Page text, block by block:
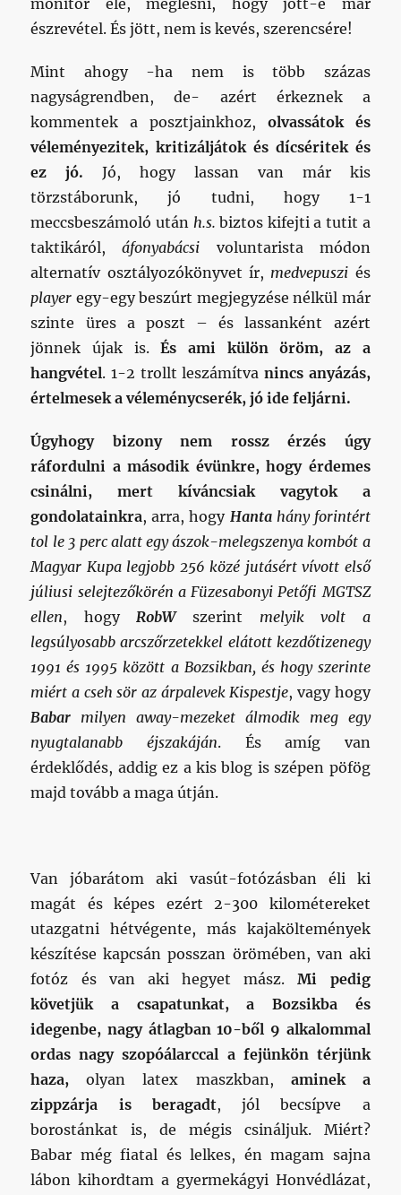
monitor elé, meglesni, hogy jött-e már
észrevétel. És jött, nem is kevés, szerencsére!
Mint ahogy -ha nem is több százas
nagyságrendben, de- azért érkeznek a
kommentek a posztjainkhoz, olvassátok és
véleményezitek, kritizáljátok és dícséritek és
ez jó. Jó, hogy lassan van már kis
törzstáborunk, jó tudni, hogy 1-1
meccsbeszámoló után h.s. biztos kifejti a tutit a
taktikáról,áfonyabácsi voluntarista módon
alternatív osztályozókönyvet ír, medvepuszi és
player egy-egy beszúrt megjegyzése nélkül már
szinte üres a poszt – és lassanként azért
jönnek újak is.És ami külön öröm, az a
hangvétel. 1-2 trollt leszámítva nincs anyázás,
értelmesek a véleménycserék, jó ide feljárni.
Úgyhogy bizony nem rossz érzés úgy
ráfordulni a második évünkre, hogy érdemes
csinálni, mert kíváncsiak vagytok a
gondolatainkra, arra, hogy Hanta hány forintért
tol le 3 perc alatt egy ászok-melegszenya kombót a
Magyar Kupa legjobb 256 közé jutásért vívott első
júliusi selejtezőkörén a Füzesabonyi Petőfi MGTSZ
ellen, hogyRobWszerint melyik volt a
legsúlyosabb arcszőrzetekkel elátott kezdőtizenegy
1991 és 1995 között a Bozsikban, és hogy szerinte
miért a cseh sör az árpalevek Kispestje, vagy hogy
Babar milyen away-mezeket álmodik meg egy
nyugtalanabb éjszakáján. És amíg van
érdeklődés, addig ez a kis blog is szépen pöfög
majd tovább a maga útján.
Van jóbarátom aki vasút-fotózásban éli ki
magát és képes ezért 2-300 kilométereket
utazgatni hétvégente, más kajaköltemények
készítése kapcsán posszan örömében, van aki
fotóz és van aki hegyet mász.Mi pedig
követjük a csapatunkat, a Bozsikba és
idegenbe, nagy átlagban 10-ből 9 alkalommal
ordas nagy szopóálarccal a fejünkön térjünk
haza, olyan latex maszkban, aminek a
zippzárja is beragadt, jól becsípve a
borostánkat is, de mégis csináljuk. Miért?
Babar még fiatal és lelkes, én magam sajna
lábon kihordtam a gyermekágyi Honvédlázat,